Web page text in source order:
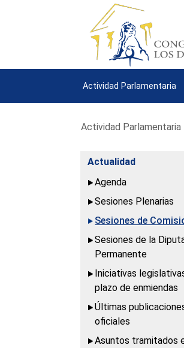
Actividad Parlamentaria
Actividad Parlamentaria
Actualidad
Agenda
Sesiones Plenarias
Sesiones de
Sesiones de la
Permanente
Iniciativas
plazo de enmiendas
Últimas
oficiales
Asuntos tramitados